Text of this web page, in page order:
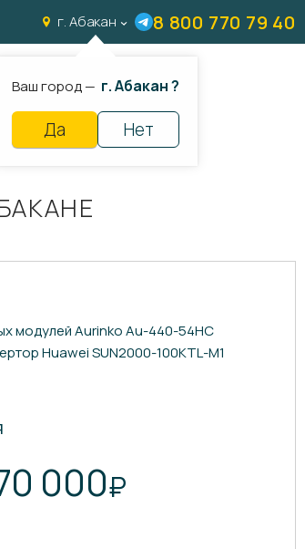
г. Абакан
Ваш город — г. Абакан ?
Да Нет
8 800 770 79 40
модулей Aurinko Au-440-54HC
Huawei SUN2000-100KTL-M1
000₽